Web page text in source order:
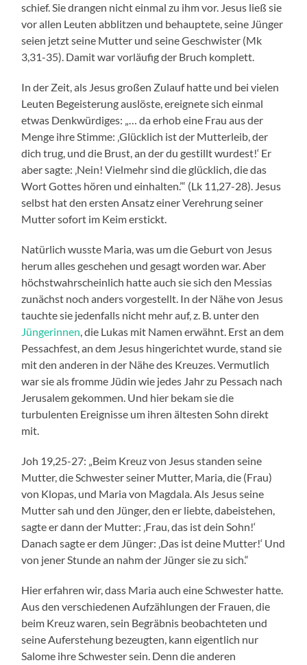
schief. Sie drangen nicht einmal zu ihm vor. Jesus ließ sie
vor allen Leuten abblitzen und behauptete, seine Jünger
seien jetzt seine Mutter und seine Geschwister (Mk
3,31-35). Damit war vorläufig der Bruch komplett.
In der Zeit, als Jesus großen Zulauf hatte und bei vielen
Leuten Begeisterung auslöste, ereignete sich einmal
etwas Denkwürdiges: „… da erhob eine Frau aus der
Menge ihre Stimme: ‚Glücklich ist der Mutterleib, der
dich trug, und die Brust, an der du gestillt wurdest!‘ Er
aber sagte: ‚Nein! Vielmehr sind die glücklich, die das
Wort Gottes hören und einhalten.’“ (Lk 11,27-28). Jesus
selbst hat den ersten Ansatz einer Verehrung seiner
Mutter sofort im Keim erstickt.
Natürlich wusste Maria, was um die Geburt von Jesus
herum alles geschehen und gesagt worden war. Aber
höchstwahrscheinlich hatte auch sie sich den Messias
zunächst noch anders vorgestellt. In der Nähe von Jesus
tauchte sie jedenfalls nicht mehr auf, z. B. unter den
Jüngerinnen, die Lukas mit Namen erwähnt. Erst an dem
Pessachfest, an dem Jesus hingerichtet wurde, stand sie
mit den anderen in der Nähe des Kreuzes. Vermutlich
war sie als fromme Jüdin wie jedes Jahr zu Pessach nach
Jerusalem gekommen. Und hier bekam sie die
turbulenten Ereignisse um ihren ältesten Sohn direkt
mit.
Joh 19,25-27: „Beim Kreuz von Jesus standen seine
Mutter, die Schwester seiner Mutter, Maria, die (Frau)
von Klopas, und Maria von Magdala. Als Jesus seine
Mutter sah und den Jünger, den er liebte, dabeistehen,
sagte er dann der Mutter: ‚Frau, das ist dein Sohn!‘
Danach sagte er dem Jünger: ‚Das ist deine Mutter!‘ Und
von jener Stunde an nahm der Jünger sie zu sich.“
Hier erfahren wir, dass Maria auch eine Schwester hatte.
Aus den verschiedenen Aufzählungen der Frauen, die
beim Kreuz waren, sein Begräbnis beobachteten und
seine Auferstehung bezeugten, kann eigentlich nur
Salome ihre Schwester sein. Denn die anderen